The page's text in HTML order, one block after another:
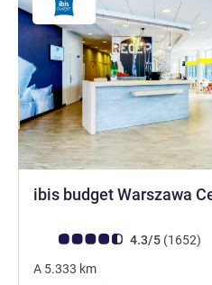
ibis budget Warszawa
Giudizio clienti (Valutazione
4.3/5 (1652)
A 5.333 km